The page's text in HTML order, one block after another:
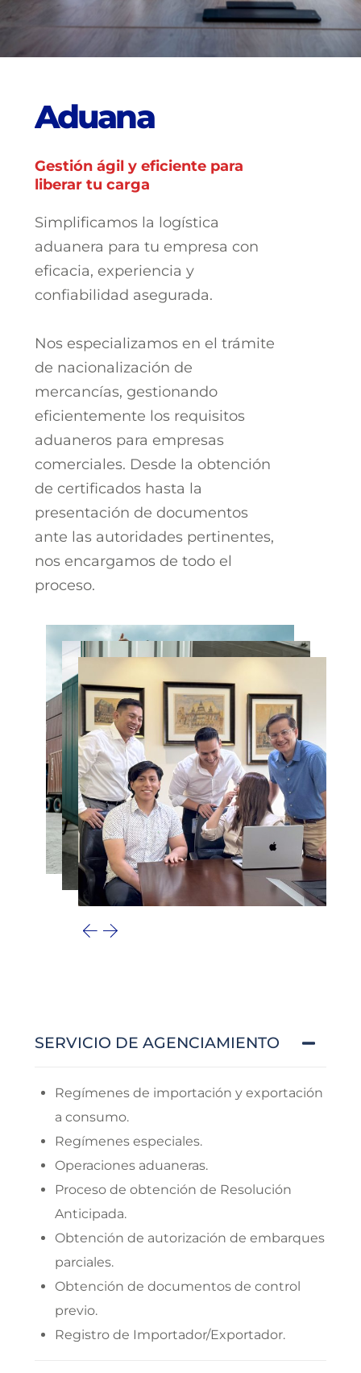
Aduana
Gestión ágil y eficiente para
liberar tu carga
Simplificamos la logística
aduanera para tu empresa con
eficacia, experiencia y
confiabilidad asegurada.
Nos especializamos en el trámite
de nacionalización de
mercancías, gestionando
eficientemente los requisitos
aduaneros para empresas
comerciales. Desde la obtención
de certificados hasta la
presentación de documentos
ante las autoridades pertinentes,
nos encargamos de todo el
proceso.
SERVICIO DE AGENCIAMIENTO
Regímenes de importación y exportación
a consumo.
Regímenes especiales.
Operaciones aduaneras.
Proceso de obtención de Resolución
Anticipada.
Obtención de autorización de embarques
parciales.
Obtención de documentos de control
previo.
Registro de Importador/Exportador.